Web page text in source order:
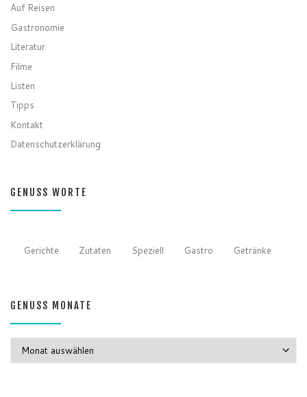
Auf Reisen
Gastronomie
Literatur
Filme
Listen
Tipps
Kontakt
Datenschutzerklärung
GENUSS WORTE
Gerichte Zutaten Speziell Gastro Getränke
GENUSS MONATE